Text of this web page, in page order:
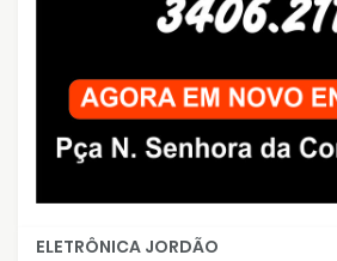
ELETRÔNICA JORDÃO